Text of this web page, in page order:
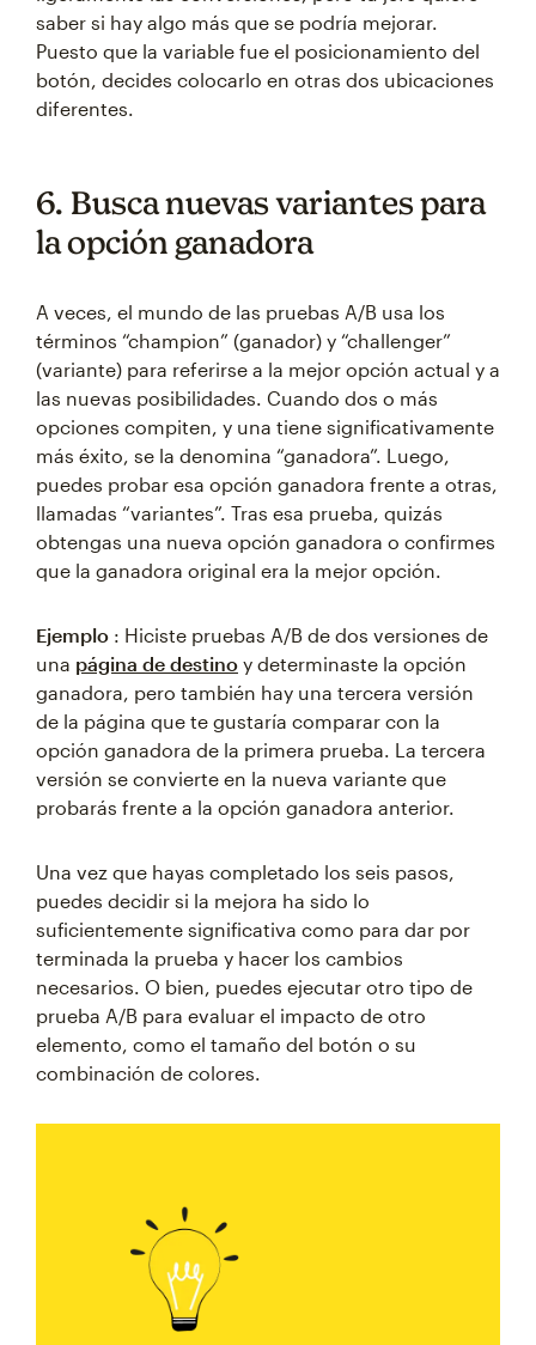
saber si hay algo más que se podría mejorar.
Puesto que la variable fue el posicionamiento del
botón, decides colocarlo en otras dos ubicaciones
diferentes.
6. Busca nuevas variantes para
la opción ganadora
A veces, el mundo de las pruebas A/B usa los
términos “champion” (ganador) y “challenger”
(variante) para referirse a la mejor opción actual y a
las nuevas posibilidades. Cuando dos o más
opciones compiten, y una tiene significativamente
más éxito, se la denomina “ganadora”. Luego,
puedes probar esa opción ganadora frente a otras,
llamadas “variantes”. Tras esa prueba, quizás
obtengas una nueva opción ganadora o confirmes
que la ganadora original era la mejor opción.
Ejemplo : Hiciste pruebas A/B de dos versiones de
una página de destino y determinaste la opción
ganadora, pero también hay una tercera versión
de la página que te gustaría comparar con la
opción ganadora de la primera prueba. La tercera
versión se convierte en la nueva variante que
probarás frente a la opción ganadora anterior.
Una vez que hayas completado los seis pasos,
puedes decidir si la mejora ha sido lo
suficientemente significativa como para dar por
terminada la prueba y hacer los cambios
necesarios. O bien, puedes ejecutar otro tipo de
prueba A/B para evaluar el impacto de otro
elemento, como el tamaño del botón o su
combinación de colores.